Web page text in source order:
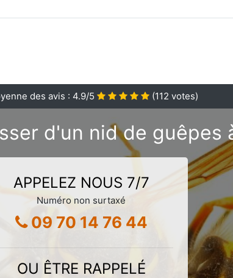
des avis : 4.9/5 (112 votes)
d'un nid de guêpes
APPELEZ NOUS 7/7
Numéro non surtaxé
09 70 14 76 44
OU ÊTRE RAPPELÉ